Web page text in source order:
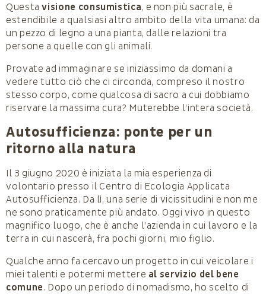
Questavisione consumistica, e non più sacrale, è
estendibile a qualsiasi altro ambito della vita umana: da
un pezzo di legno a una pianta, dalle relazioni tra
persone a quelle con gli animali.
Provate ad immaginare se iniziassimo da domani a
vedere tutto ciò che ci circonda, compreso il nostro
stesso corpo, come qualcosa di sacro a cui dobbiamo
riservare la massima cura? Muterebbe l’intera società.
Autosufficienza: ponte per un
ritorno alla natura
Il 3 giugno 2020 è iniziata la mia esperienza di
volontario presso il Centro di Ecologia Applicata
Autosufficienza. Da lì, una serie di vicissitudini e non me
ne sono praticamente più andato. Oggi vivo in questo
magnifico luogo, che è anche l’azienda in cui lavoro e la
terra in cui nascerà, fra pochi giorni, mio figlio.
Qualche anno fa cercavo un progetto in cui veicolare i
miei talenti e potermi mettere al servizio del bene
comune. Dopo un periodo di nomadismo, ho scelto di